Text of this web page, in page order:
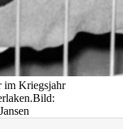
im Kriegsjahr
Bild: